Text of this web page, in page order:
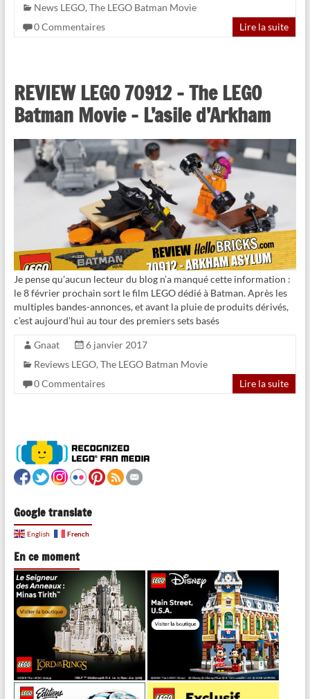
News LEGO, The LEGO Batman Movie
0 Commentaires
Lire la suite
REVIEW LEGO 70912 – The LEGO
Batman Movie – L’asile d’Arkham
Je pense qu’aucun lecteur du blog n’a manqué cette information :
le 8 février prochain sort le film LEGO dédié à Batman. Après les
multiples bandes-annonces, et avant la pluie de produits dérivés,
c’est aujourd’hui au tour des premiers sets basés
Gnaat
6 janvier 2017
Reviews LEGO,The LEGO Batman Movie
0 Commentaires
Lire la suite
Google translate
English French
En ce moment